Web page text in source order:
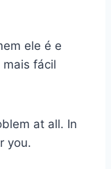
ele é e
mais fácil
at all. In
you.